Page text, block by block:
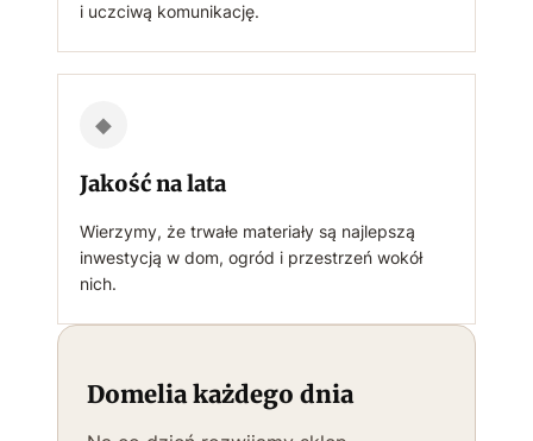
i uczciwą komunikację.
◆
Jakość na lata
Wierzymy, że trwałe materiały są najlepszą
inwestycją w dom, ogród i przestrzeń wokół
nich.
Domelia każdego dnia